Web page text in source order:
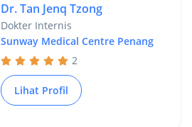
Dr. Tan Jenq Tzong
Dokter Internis
Sunway Medical Centre Penang
2
Lihat Profil